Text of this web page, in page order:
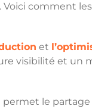
comment
et
visibilité et un
le